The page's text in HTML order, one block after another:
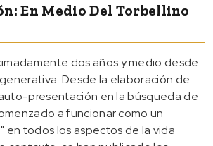
En Medio Del Torbellino
dos años y medio desde
Desde la elaboración de
presentación en la búsqueda de
a funcionar como un
en todos los aspectos de la vida